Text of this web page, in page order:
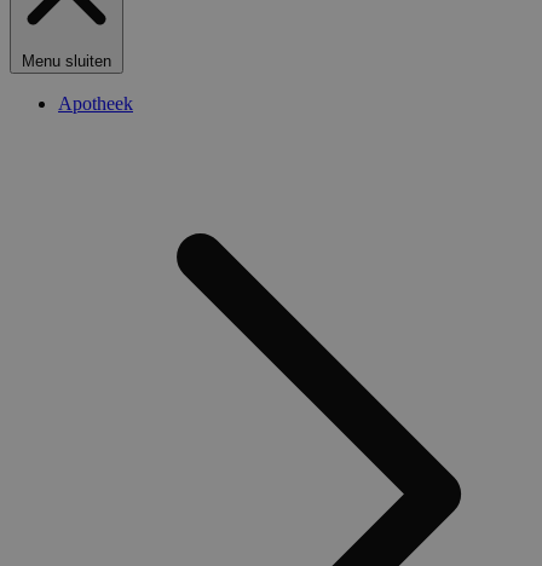
Menu sluiten
Apotheek